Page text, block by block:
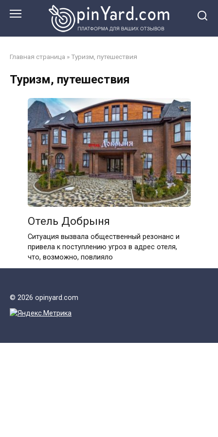
Главная страница »Туризм, путешествия
Туризм, путешествия
Отель Добрыня
Ситуация вызвала общественный резонанс и
привела к поступлению угроз в адрес отеля,
что, возможно, повлияло
© 2026 opinyard.com